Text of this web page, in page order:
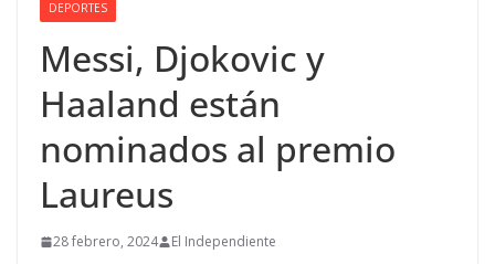
DEPORTES
Messi, Djokovic y
Haaland están
nominados al premio
Laureus
28 febrero, 2024 El Independiente